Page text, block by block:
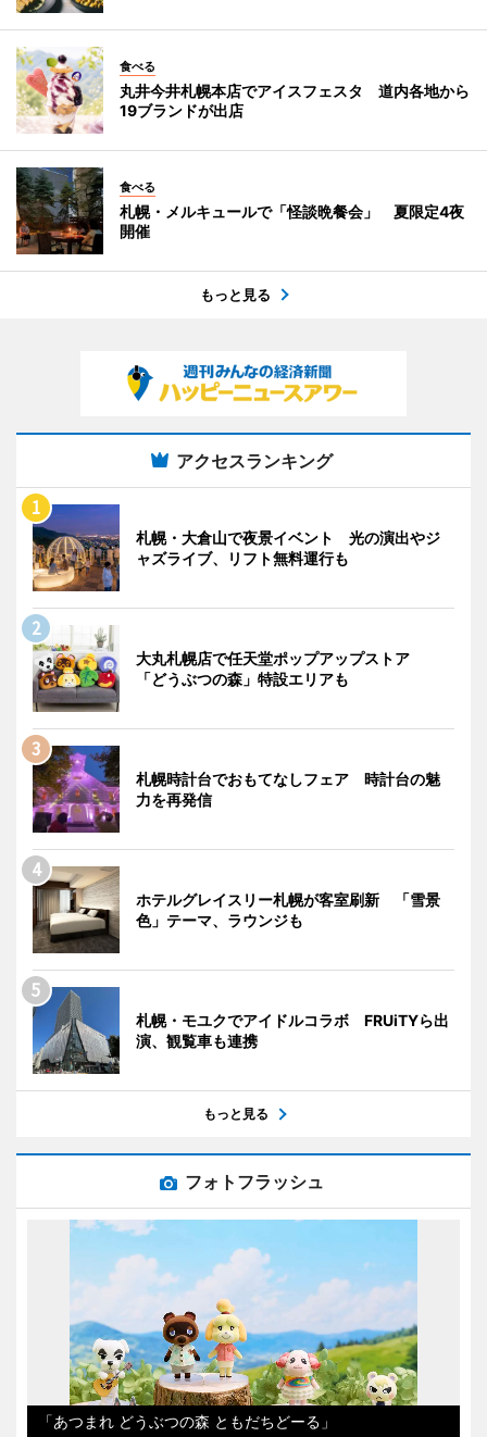
食べる
丸井今井札幌本店でアイスフェスタ 道内各地から
19ブランドが出店
食べる
札幌・メルキュールで「怪談晩餐会」 夏限定4夜
開催
もっと見る
アクセスランキング
札幌・大倉山で夜景イベント 光の演出やジ
ャズライブ、リフト無料運行も
大丸札幌店で任天堂ポップアップストア
「どうぶつの森」特設エリアも
札幌時計台でおもてなしフェア 時計台の魅
力を再発信
ホテルグレイスリー札幌が客室刷新 「雪景
色」テーマ、ラウンジも
札幌・モユクでアイドルコラボ FRUiTYら出
演、観覧車も連携
もっと見る
フォトフラッシュ
「あつまれ どうぶつの森 ともだちどーる」